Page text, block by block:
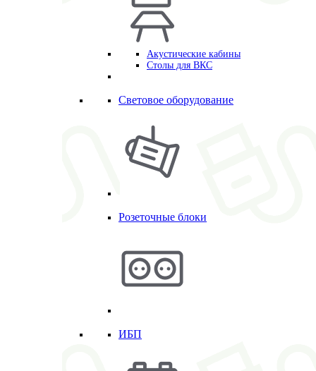
Акустические кабины
Столы для ВКС
Световое оборудование
Розеточные блоки
ИБП